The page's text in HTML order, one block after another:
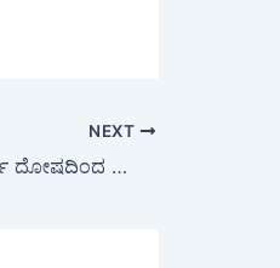
NEXT
Sarpa Dosha : ಸರ್ಪ ದೋಷದಿಂದ ತೊಂದರೆನಾ? ಈ ಪ್ರಸಿದ್ಧ ದೇವಾಲಯಗಳಿಗೆ ಒಮ್ಮೆ ಭೇಟಿ ನೀಡಿ…!